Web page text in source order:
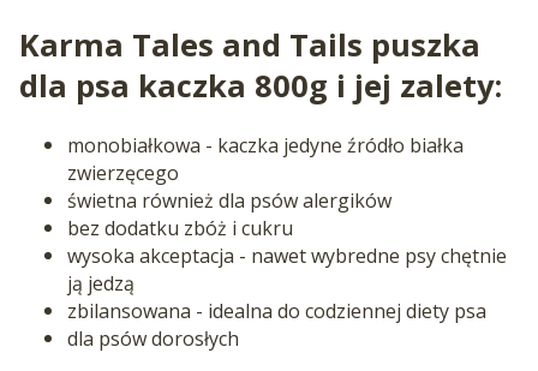
Karma Tales and Tails puszka
dla psa kaczka 800g i jej zalety:
monobiałkowa - kaczka jedyne źródło białka
zwierzęcego
świetna również dla psów alergików
bez dodatku zbóż i cukru
wysoka akceptacja - nawet wybredne psy chętnie
ją jedzą
zbilansowana - idealna do codziennej diety psa
dla psów dorosłych